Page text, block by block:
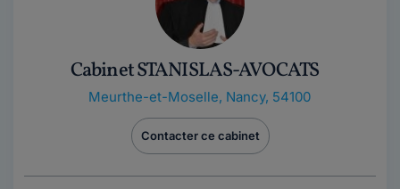
Cabinet STANISLAS-AVOCATS
Meurthe-et-Moselle, Nancy, 54100
Contacter ce cabinet